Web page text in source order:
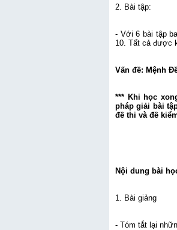
2. Bài tập:
- Với 6 bài tập
10. Tất cả được
Vấn đề: Mệnh
*** Khi học
pháp giải bài
đề thi và đề
Nội dung bài
1. Bài giảng
- Tóm tắt lại